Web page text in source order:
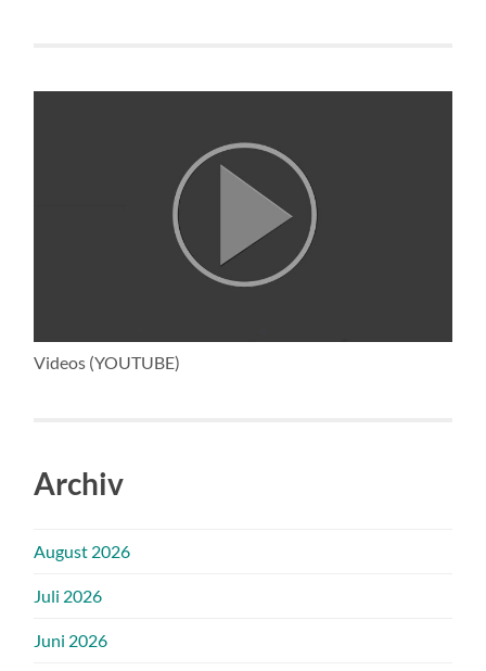
Videos (YOUTUBE)
Archiv
August 2026
Juli 2026
Juni 2026